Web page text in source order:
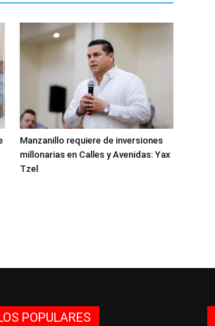
Manzanillo requiere de inversiones
millonarias en Calles y Avenidas: Yax
Tzel
POPULARES